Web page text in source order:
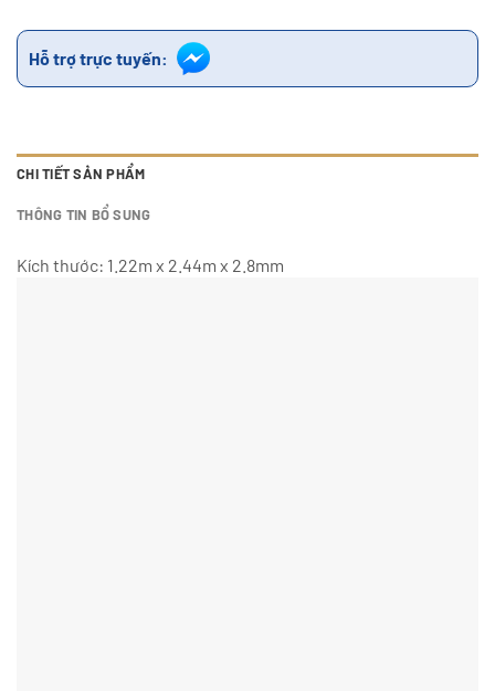
Hỗ trợ trực tuyến:
CHI TIẾT SẢN PHẨM
THÔNG TIN BỔ SUNG
Kích thước: 1.22m x 2.44m x 2.8mm